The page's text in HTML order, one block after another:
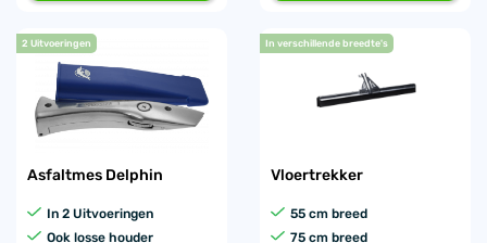
2 Uitvoeringen
Asfaltmes Delphin
In 2 Uitvoeringen
Ook losse houder
In verschillende breedte's
Vloertrekker
55 cm breed
75 cm breed